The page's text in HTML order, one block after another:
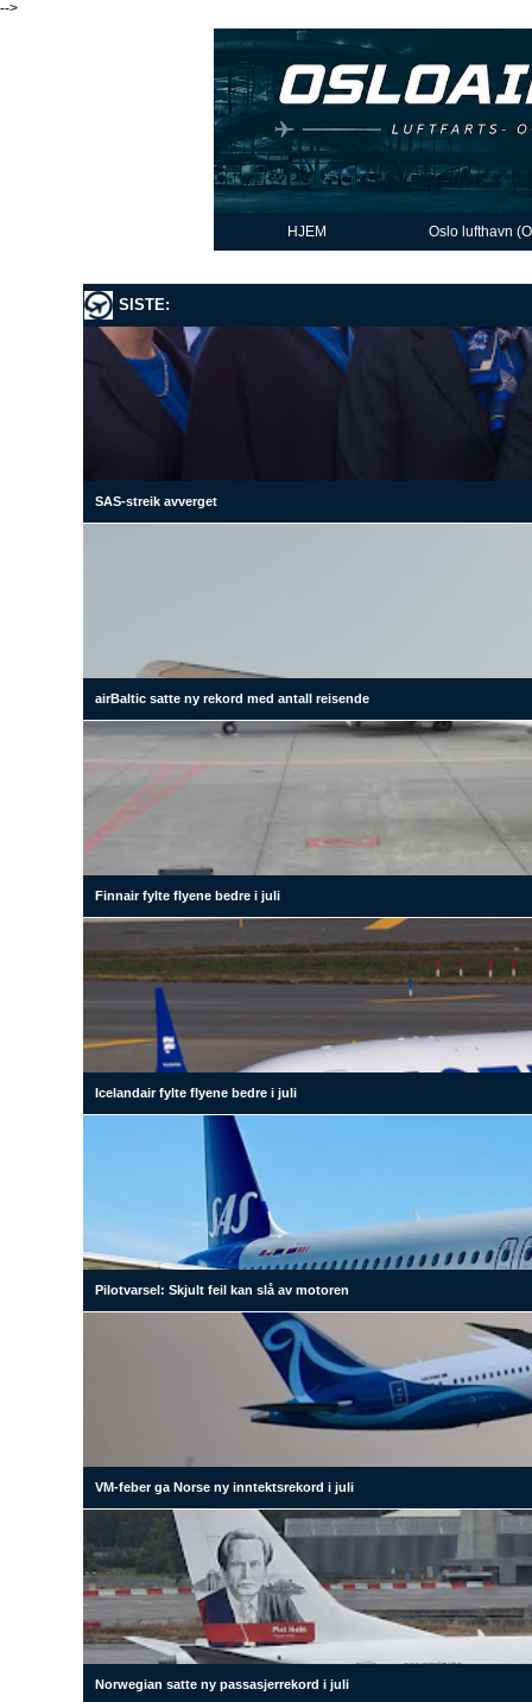
-->
HJEM Oslo lufthavn
SISTE:
SAS-streik avverget
airBaltic satte ny rekord med antall reisende
Finnair fylte flyene bedre i juli
Icelandair fylte flyene bedre i juli
Pilotvarsel: Skjult feil kan slå av motoren
VM-feber ga Norse ny inntektsrekord i juli
Norwegian satte ny passasjerrekord i juli